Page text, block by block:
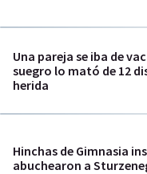
Una pareja se iba de
suegro lo mató de 12
herida
Hinchas de Gimnasia
abuchearon a